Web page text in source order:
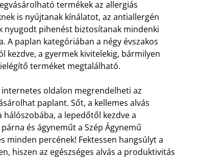
termékek az allergiás
is nyújtanak kínálatot, az antiallergén
nyugodt pihenést biztosítanak mindenki
A paplan kategóriában a négy évszakos
kezdve, a gyermek kivitelekig, bármilyen
terméket megtalálható.
internetes oldalon megrendelheti az
paplant. Sőt, a kellemes alvás
a lepedőtől kezdve a
és ágyneműt a Szép Ágynemű
percének! Fektessen hangsúlyt a
hiszen az egészséges alvás a produktivitás